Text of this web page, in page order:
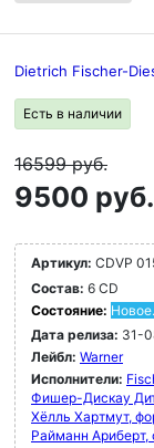
Dietrich Fischer-
Есть в наличии
16599руб.
9500 руб.
Артикул: CDVP
Состав: 6 CD
Состояние:
Дата релиза: 31-
Лейбл: Warner
Исполнители:
Фишер-Дискау
Хёлль Хартмут,
Райманн Ариберт,